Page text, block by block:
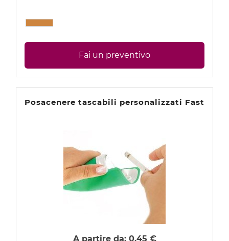
Fai un preventivo
Posacenere tascabili personalizzati Fast
A partire da: 0,45 €